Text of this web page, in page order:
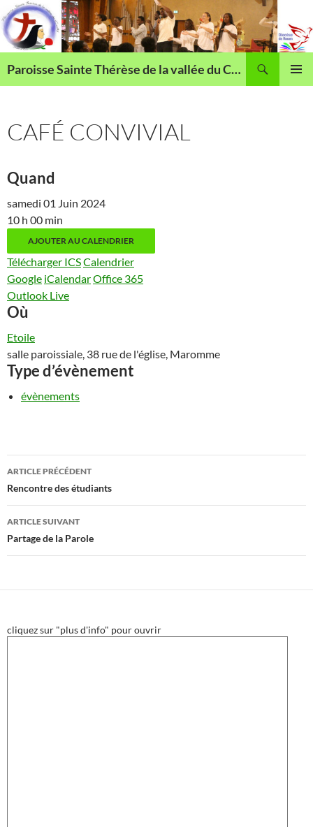
Aller
au
contenu
Paroisse Sainte Thérèse de la vallée du Cailly
CAFÉ CONVIVIAL
Quand
samedi 01 Juin 2024
10 h 00 min
AJOUTER AU CALENDRIER
Télécharger ICSCalendrier
Google iCalendarOffice 365
Outlook Live
Où
Etoile
salle paroissiale, 38 rue de l'église, Maromme
Type d’évènement
évènements
Navigation
des
articles
ARTICLE PRÉCÉDENT
Rencontre des étudiants
ARTICLE SUIVANT
Partage de la Parole
cliquez sur "plus d'info" pour ouvrir